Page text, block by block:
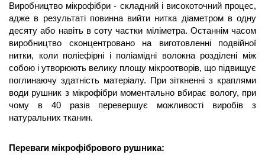
Виробництво мікрофібри - складний і високоточний процес,
адже в результаті повинна вийти нитка діаметром в одну
десяту або навіть в соту частки міліметра. Останнім часом
виробництво сконцентровано на виготовленні подвійної
нитки, коли поліефірні і поліамідні волокна розділені між
собою і утворюють велику площу мікроотворів, що підвищує
поглинаючу здатність матеріалу. При зіткненні з краплями
води рушник з мікрофібри моментально вбирає вологу, при
чому в 40 разів перевершує можливості виробів з
натуральних тканин.
Переваги мікрофібрового рушника: